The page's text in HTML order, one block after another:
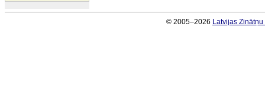
© 2005–2026 Latvijas